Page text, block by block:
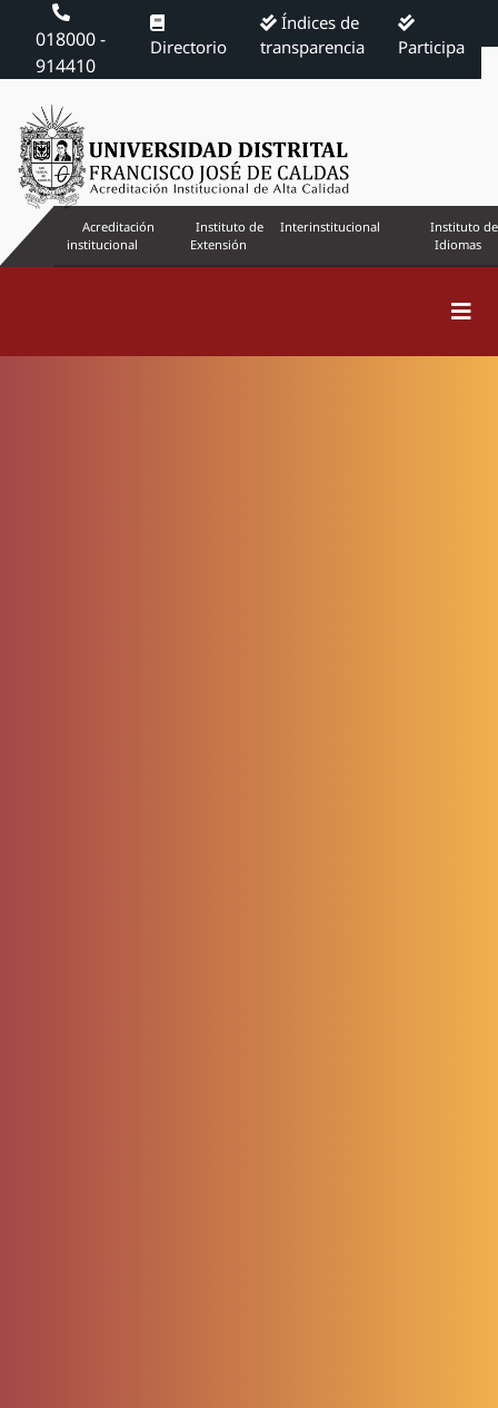
018000 -
914410
Directorio
Índices de
transparencia
Participa
Acreditación
institucional
Instituto de
Extensión
Interinstitucional
Instituto de
Idiomas